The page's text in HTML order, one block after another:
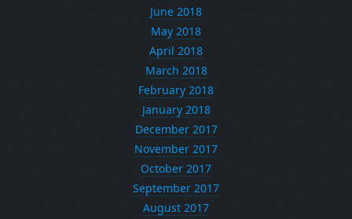
June 2018
May 2018
April 2018
March 2018
February 2018
January 2018
December 2017
November 2017
October 2017
September 2017
August 2017